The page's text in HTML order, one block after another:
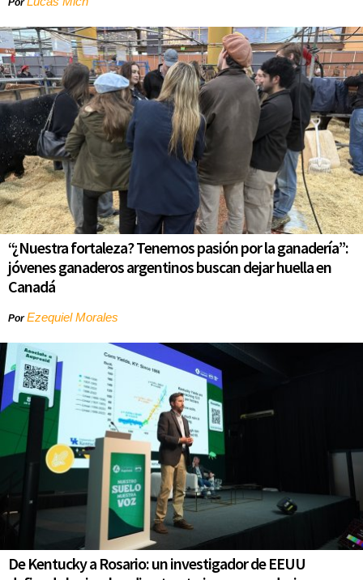
Por
“¿Nuestra fortaleza? Tenemos pasión por la ganadería”:
jóvenes ganaderos argentinos buscan dejar huella en
Canadá
PorEzequiel Morales
De Kentucky a Rosario: un investigador de EEUU